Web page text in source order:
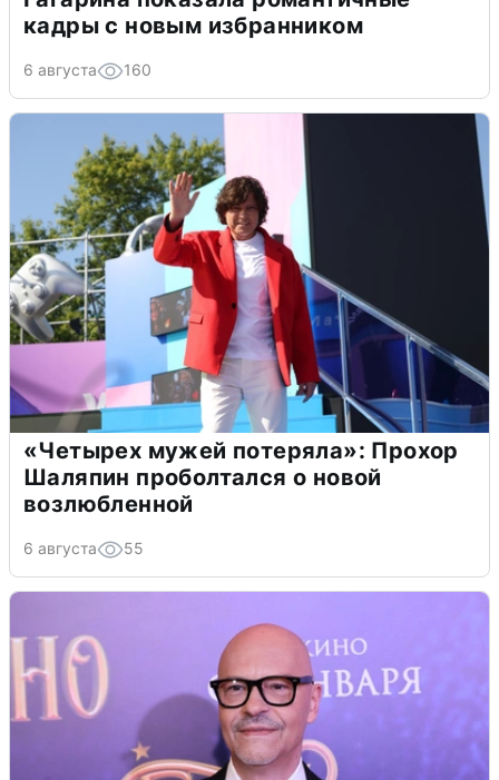
кадры с новым избранником
6 августа 160
«Четырех мужей потеряла»: Прохор
Шаляпин проболтался о новой
возлюбленной
6 августа 55